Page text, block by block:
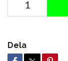
Dela